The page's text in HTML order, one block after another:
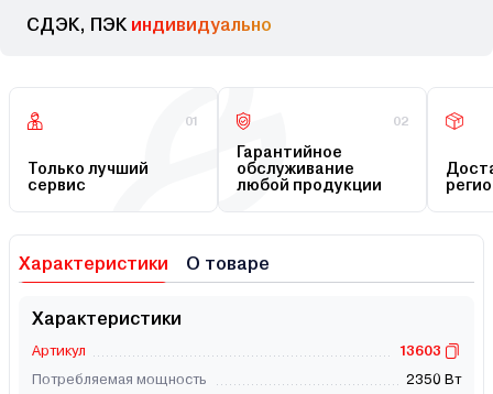
СДЭК, ПЭК индивидуально
01
Только лучший
сервис
02
Гарантийное
обслуживание
любой продукции
Характеристики О товаре
Характеристики
Артикул
13603
Потребляемая мощность
2350 Вт